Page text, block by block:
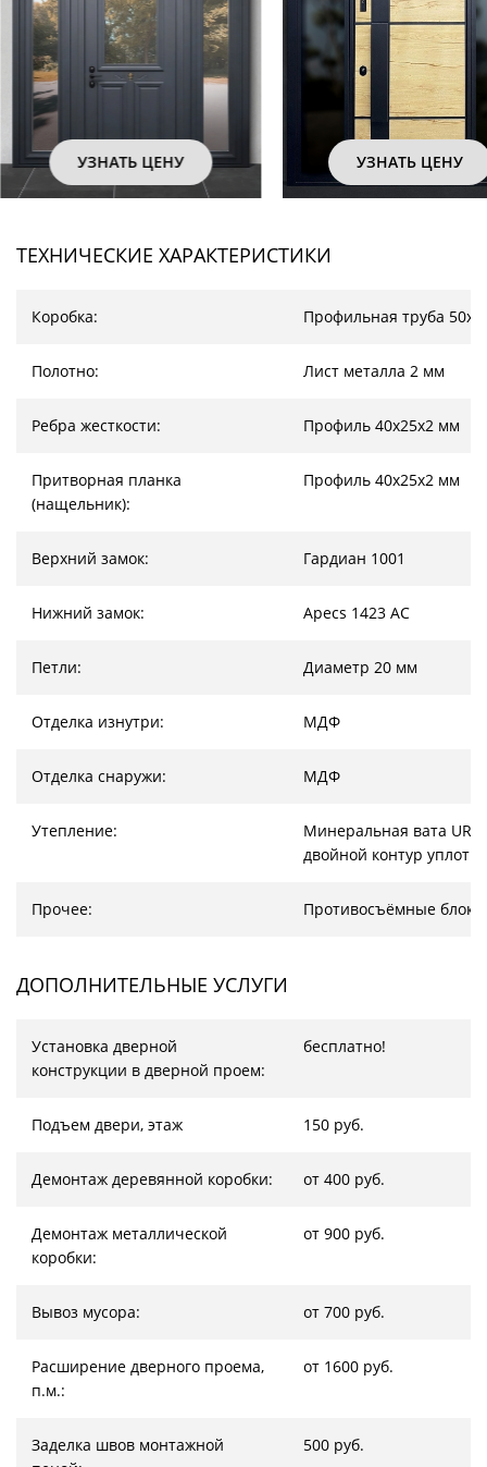
УЗНАТЬ ЦЕНУ УЗНАТЬ ЦЕНУ
ТЕХНИЧЕСКИЕ ХАРАКТЕРИСТИКИ
Коробка: Профильная труба
Полотно: Лист металла 2 мм
Ребра жесткости: Профиль 40х25х2 мм
Притворная планка
(нащельник):
Профиль 40х25х2 мм
Верхний замок: Гардиан 1001
Нижний замок: Apecs 1423 AC
Петли: Диаметр 20 мм
Отделка изнутри: МДФ
Отделка снаружи: МДФ
Утепление:
Минеральная вата
двойной контур
Прочее: Противосъёмные
ДОПОЛНИТЕЛЬНЫЕ УСЛУГИ
Установка дверной
конструкции в дверной проем:
бесплатно!
Подъем двери, этаж 150 руб.
Демонтаж деревянной коробки: от 400 руб.
Демонтаж металлической
коробки:
от 900 руб.
Вывоз мусора: от 700 руб.
Расширение дверного проема,
п.м.:
от 1600 руб.
Заделка швов монтажной
500 руб.